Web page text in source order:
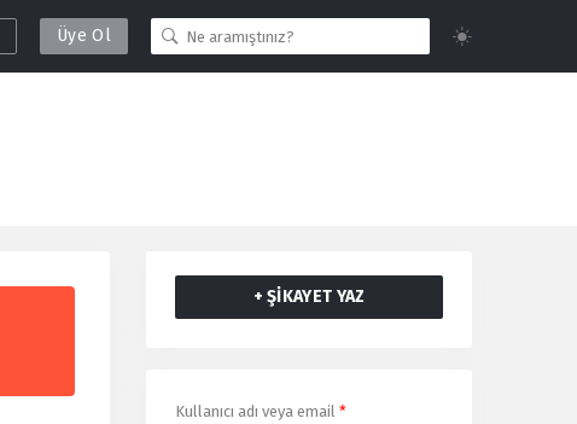
Üye Ol
+ ŞİKAYET YAZ
Giriş
Kullanıcı adı veya email *